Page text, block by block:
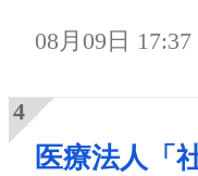
08月09日 17:37
医療法人「